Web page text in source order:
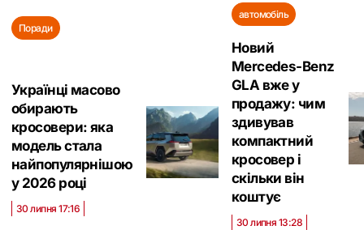
Поради
Українці масово
обирають
кросовери: яка
модель стала
найпопулярнішою
у 2026 році
30 липня 17:16
автомобіль
Новий
Mercedes-Benz
GLA вже у
продажу: чим
здивував
компактний
кросовер і
скільки він
коштує
30 липня 13:28